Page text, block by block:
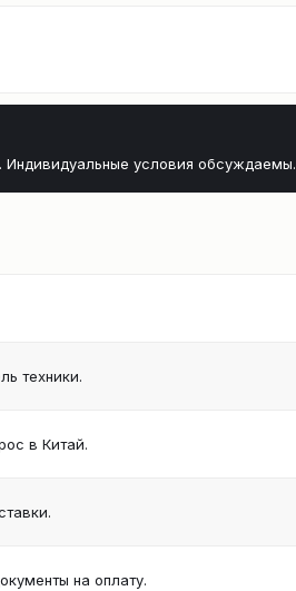
условия обсуждаемы.
техники.
в Китай.
на оплату.